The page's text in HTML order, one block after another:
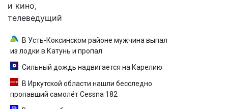
и кино,
телеведущий
В Усть-Коксинском районе мужчина выпал
из лодки в Катунь и пропал
Сильный дождь надвигается на Карелию
В Иркутской области нашли бесследно
пропавший самолёт Cessna 182